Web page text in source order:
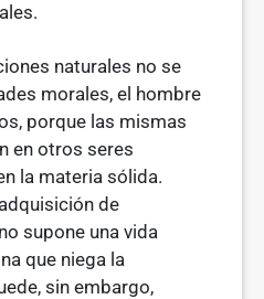
naturales no se
mora­les, el hombre
porque las mismas
en otros seres
la materia sólida.
de
supone una vida
que niega la
sin embargo,